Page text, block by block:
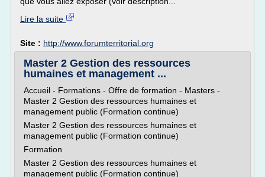
Lire la suite
Site : http://www.forumterritorial.org
Master 2 Gestion des ressources
humaines et management ...
Accueil - Formations - Offre de formation - Masters -
Master 2 Gestion des ressources humaines et
management public (Formation continue)
Master 2 Gestion des ressources humaines et
management public (Formation continue)
Formation
Master 2 Gestion des ressources humaines et
management public (Formation continue)